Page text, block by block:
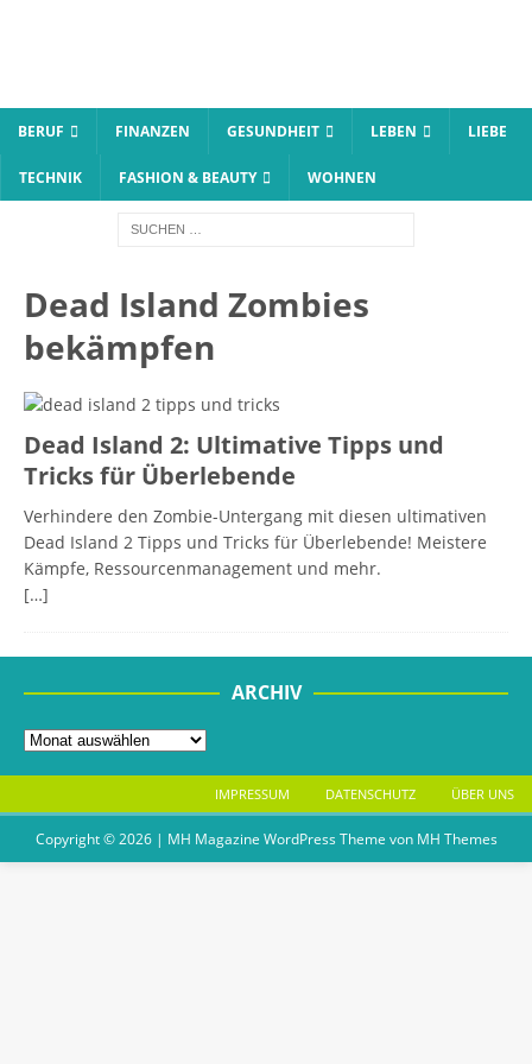
BERUF FINANZEN GESUNDHEIT LEBEN LIEBE
TECHNIK FASHION & BEAUTY WOHNEN
Dead Island Zombies
bekämpfen
Dead Island 2: Ultimative Tipps und
Tricks für Überlebende
Verhindere den Zombie-Untergang mit diesen ultimativen
Dead Island 2 Tipps und Tricks für Überlebende! Meistere
Kämpfe, Ressourcenmanagement und mehr.
[…]
ARCHIV
IMPRESSUM DATENSCHUTZ ÜBER UNS
Copyright © 2026 | MH Magazine WordPress Theme von MH Themes